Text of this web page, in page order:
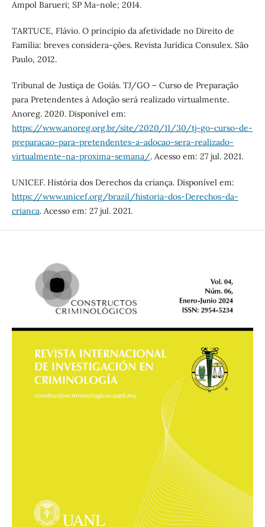
Ampol Barueri; SP Ma-nole; 2014.
TARTUCE, Flávio. O princípio da afetividade no Direito de
Família: breves considera-ções. Revista Jurídica Consulex. São
Paulo, 2012.
Tribunal de Justiça de Goiás. TJ/GO – Curso de Preparação
para Pretendentes à Adoção será realizado virtualmente.
Anoreg. 2020. Disponível em:
https://www.anoreg.org.br/site/2020/11/30/tj-go-curso-de-
preparacao-para-pretendentes-a-adocao-sera-realizado-
virtualmente-na-proxima-semana/. Acesso em: 27 jul. 2021.
UNICEF. História dos Derechos da criança. Disponível em:
https://www.unicef.org/brazil/historia-dos-Derechos-da-
crianca. Acesso em: 27 jul. 2021.